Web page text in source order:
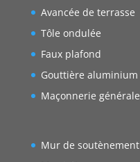
Avancée de terrasse
Tôle ondulée
Faux plafond
Gouttière aluminium
Maçonnerie générale
Mur de soutènement